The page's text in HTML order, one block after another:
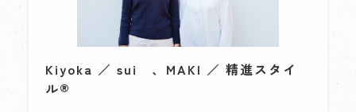
Kiyoka ／ sui 、MAKI ／ 精進スタイ
ル®︎